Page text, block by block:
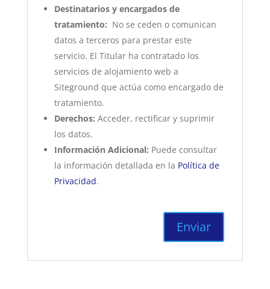
Destinatarios y encargados de
tratamiento: No se ceden o comunican
datos a terceros para prestar este
servicio. El Titular ha contratado los
servicios de alojamiento web a
Siteground que actúa como encargado de
tratamiento.
Derechos: Acceder, rectificar y suprimir
los datos.
Información Adicional: Puede consultar
la información detallada en la Política de
Privacidad.